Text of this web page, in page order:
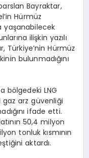
Bayraktar,
Hürmüz
yaşanabilecek
ilişkin yazılı
Türkiye’nin Hürmüz
bulunmadığını
bölgedeki LNG
gaz arz güvenliği
ifade etti.
50,4 milyon
tonluk kısmının
aktardı.